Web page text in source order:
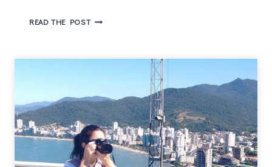
READ THE POSTRESPONDENDO
5